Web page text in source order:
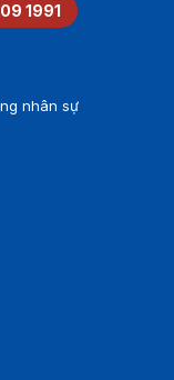
1991
nhân sự